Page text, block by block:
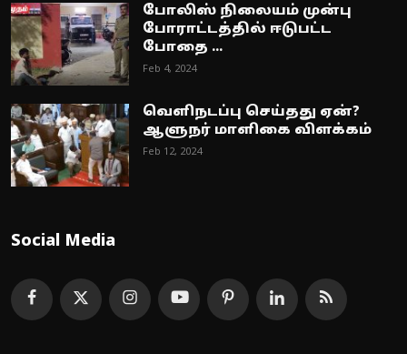
போலிஸ் நிலையம் முன்பு
போராட்டத்தில் ஈடுபட்ட
போதை ...
Feb 4, 2024
வெளிநடப்பு செய்தது ஏன்?
ஆளுநர் மாளிகை விளக்கம்
Feb 12, 2024
Social Media